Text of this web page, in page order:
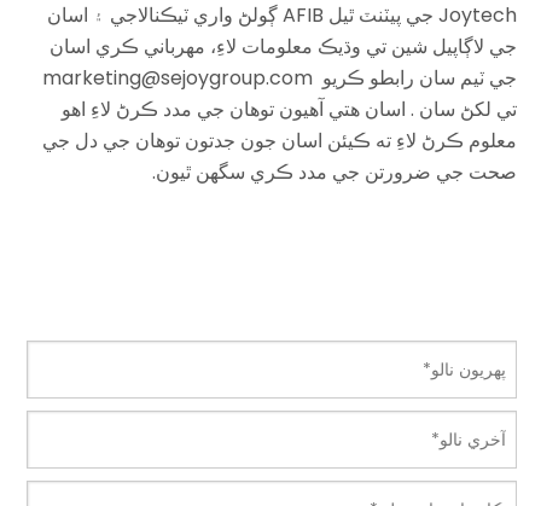
Joytech جي پيٽنٽ ٿيل AFIB ڳولڻ واري ٽيڪنالاجي ۽ اسان
جي لاڳاپيل شين تي وڌيڪ معلومات لاءِ، مهرباني ڪري اسان
جي ٽيم سان رابطو ڪريو marketing@sejoygroup.com
تي لکڻ سان . اسان هتي آهيون توهان جي مدد ڪرڻ لاءِ اهو
معلوم ڪرڻ لاءِ ته ڪيئن اسان جون جدتون توهان جي دل جي
صحت جي ضرورتن جي مدد ڪري سگهن ٿيون.